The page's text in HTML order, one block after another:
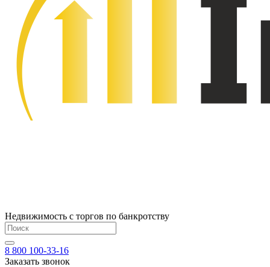
Недвижимость с торгов по банкротству
8 800 100-33-16
Заказать звонок